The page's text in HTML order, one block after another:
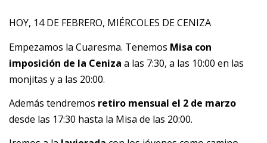
HOY, 14 DE FEBRERO, MIÉRCOLES DE CENIZA
Empezamos la Cuaresma. Tenemos Misa con
imposición de la Ceniza a las 7:30, a las 10:00 en las
monjitas y a las 20:00.
Además tendremos retiro mensual el 2 de marzo
desde las 17:30 hasta la Misa de las 20:00.